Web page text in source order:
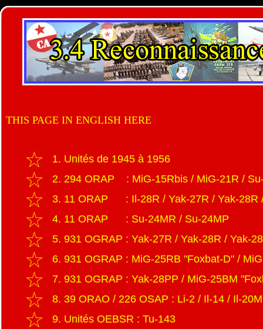
THIS PAGE IN ENGLISH HERE
1. Unités de 1945 à 1956
2. 294 ORAP : MiG-15Rbis / MiG-21R /
3. 11 ORAP : Il-28R / Yak-27R / Yak-28R
4. 11 ORAP : Su-24MR / Su-24MP
5. 931 OGRAP : Yak-27R / Yak-28R / Yak-
6. 931 OGRAP : MiG-25RB "Foxbat-D" /
7. 931 OGRAP : Yak-28PP / MiG-25BM
8. 39 ORAO / 226 OSAP : Li-2 / Il-14 / Il-
9. Unités OEBSR : Tu-143